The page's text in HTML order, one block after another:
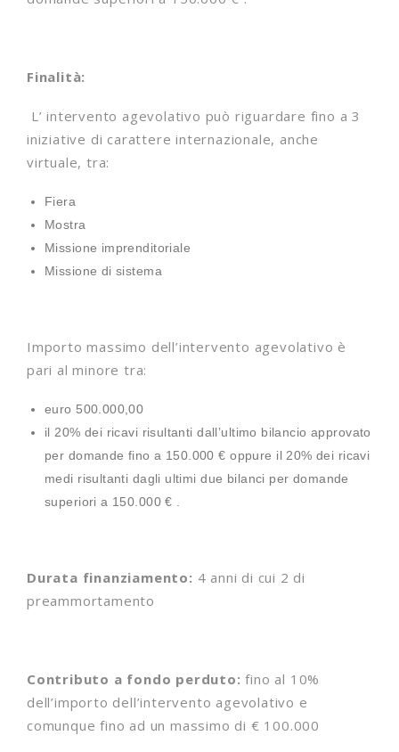
Finalità:
L’ intervento agevolativo può riguardare fino a 3
iniziative di carattere internazionale, anche
virtuale, tra:
Fiera
Mostra
Missione imprenditoriale
Missione di sistema
Importo massimo dell’intervento agevolativo è
pari al minore tra:
euro 500.000,00
il 20% dei ricavi risultanti dall’ultimo bilancio approvato
per domande fino a 150.000 € oppure il 20% dei ricavi
medi risultanti dagli ultimi due bilanci per domande
superiori a 150.000 € .
Durata finanziamento: 4 anni di cui 2 di
preammortamento
Contributo a fondo perduto: fino al 10%
dell’importo dell’intervento agevolativo e
comunque fino ad un massimo di € 100.000